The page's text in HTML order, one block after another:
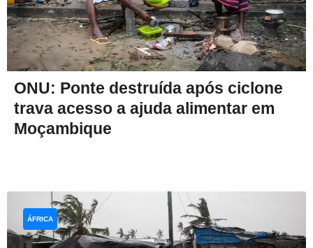
ONU: Ponte destruída após ciclone
trava acesso a ajuda alimentar em
Moçambique
ÁFRICA